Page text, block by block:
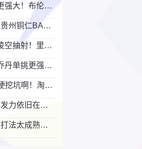
[篮球]质疑令他更强大！布伦森用行动打破一切质疑
【集锦】奇葩！贵州铜仁BA乌龙！12号连续抢板送进己方篮筐
【切尔西】J罗凌空抽射！里斯詹姆斯此前的杂志采访！
[乔丹]加内特比乔丹单挑更强？麦迪的球星单挑二选一！
【有道理嘛?】硬挖坑啊！淘汰梅西还是C罗？记者给居莱尔挖坑遭吐槽！
【球迷看点】爆发力依旧在线！上赛季国安大将塞鸟完美做墙，王刚爆射破门
【今日视频】这打法太成熟了骑士小将泰森下赛季还能有蜕变吗？